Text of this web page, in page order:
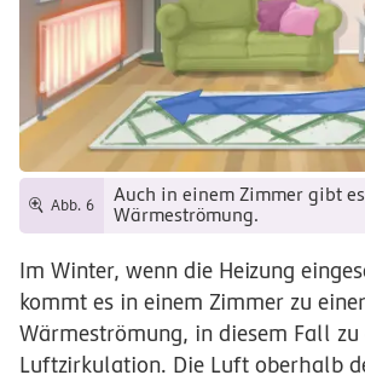
Abb. 6
Auch in einem Zimmer gibt
Wärmeströmung.
Im Winter, wenn die Heizung
kommt es in einem Zimmer zu einer
Wärmeströmung, in diesem Fall zu
Luftzirkulation. Die Luft oberhalb